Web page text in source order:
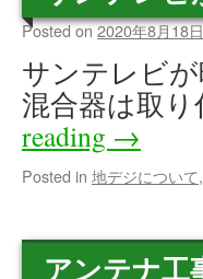
Posted on2020年8月18日
サンテレビ
混合器は取
reading →
Posted in 地デジについて
アンテナ工